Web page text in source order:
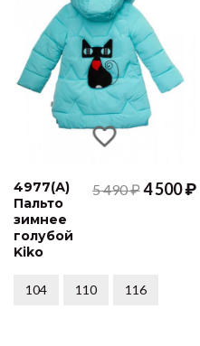
4977(А)
Пальто
зимнее
голубой
Kiko
5 490 ₽4 500 ₽
104 110 116